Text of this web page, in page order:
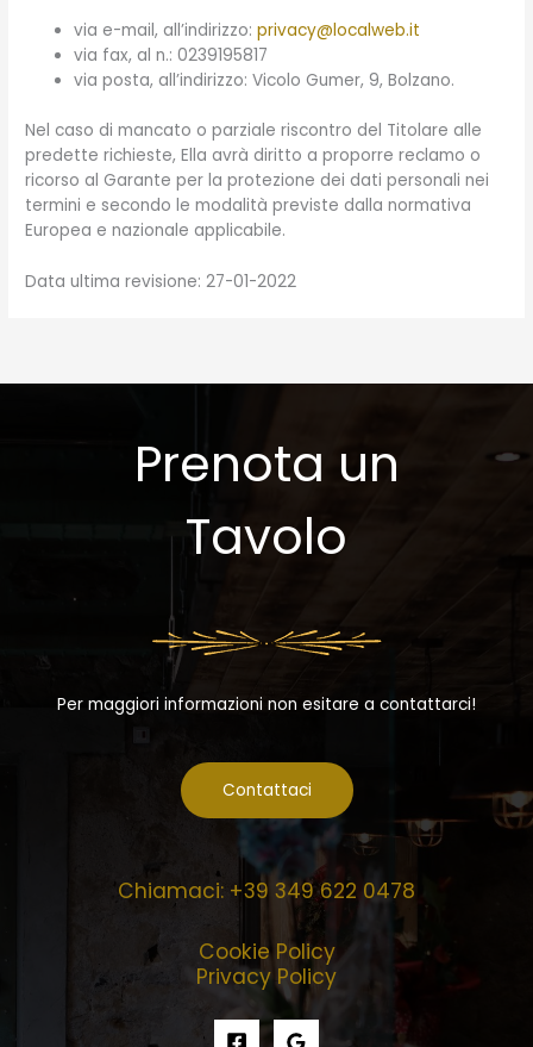
via e-mail, all’indirizzo:privacy@localweb.it
via fax, al n.: 0239195817
via posta, all’indirizzo: Vicolo Gumer, 9, Bolzano.
Nel caso di mancato o parziale riscontro del Titolare alle
predette richieste, Ella avrà diritto a proporre reclamo o
ricorso al Garante per la protezione dei dati personali nei
termini e secondo le modalità previste dalla normativa
Europea e nazionale applicabile.
Data ultima revisione: 27-01-2022
Prenota un
Tavolo
Per maggiori informazioni non esitare a contattarci!
Contattaci
Chiamaci: +39 349 622 0478
Cookie Policy
Privacy Policy